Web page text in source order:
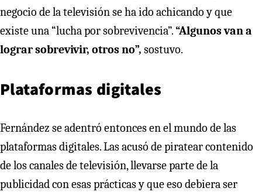
negocio de la televisión se ha ido achicando y que
existe una “lucha por sobrevivencia”.“Algunos van a
lograr sobrevivir, otros no”, sostuvo.
Plataformas digitales
Fernández se adentró entonces en el mundo de las
plataformas digitales. Las acusó de piratear contenido
de los canales de televisión, llevarse parte de la
publicidad con esas prácticas y que eso debiera ser